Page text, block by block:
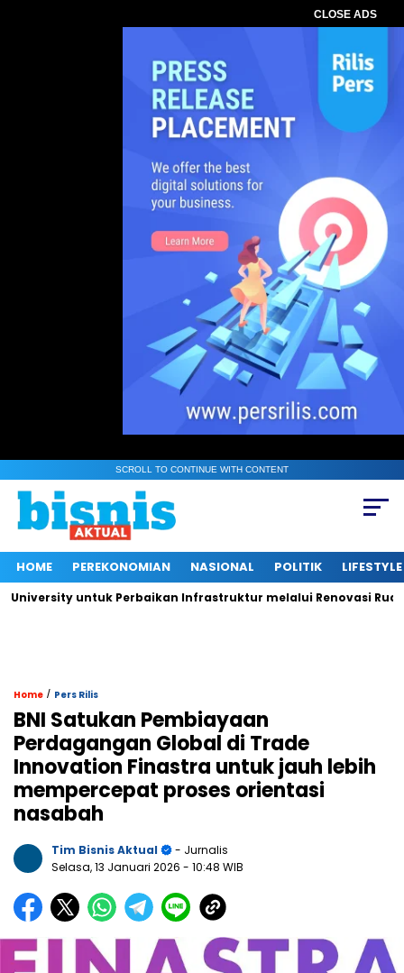
CLOSE ADS
SCROLL TO CONTINUE WITH CONTENT
HOME PEREKONOMIAN NASIONAL POLITIK LIFESTYLE
untuk Perbaikan Infrastruktur melalui Renovasi Ruang
Home / Pers Rilis
BNI Satukan Pembiayaan
Perdagangan Global di Trade
Innovation Finastra untuk jauh lebih
mempercepat proses orientasi
nasabah
Tim Bisnis Aktual
- Jurnalis
Selasa, 13 Januari 2026 - 10:48 WIB